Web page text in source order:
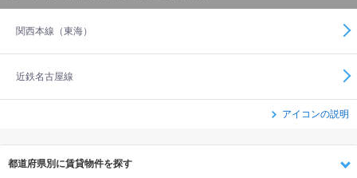
関西本線（東海）
近鉄名古屋線
アイコンの説明
都道府県別に賃貸物件を探す